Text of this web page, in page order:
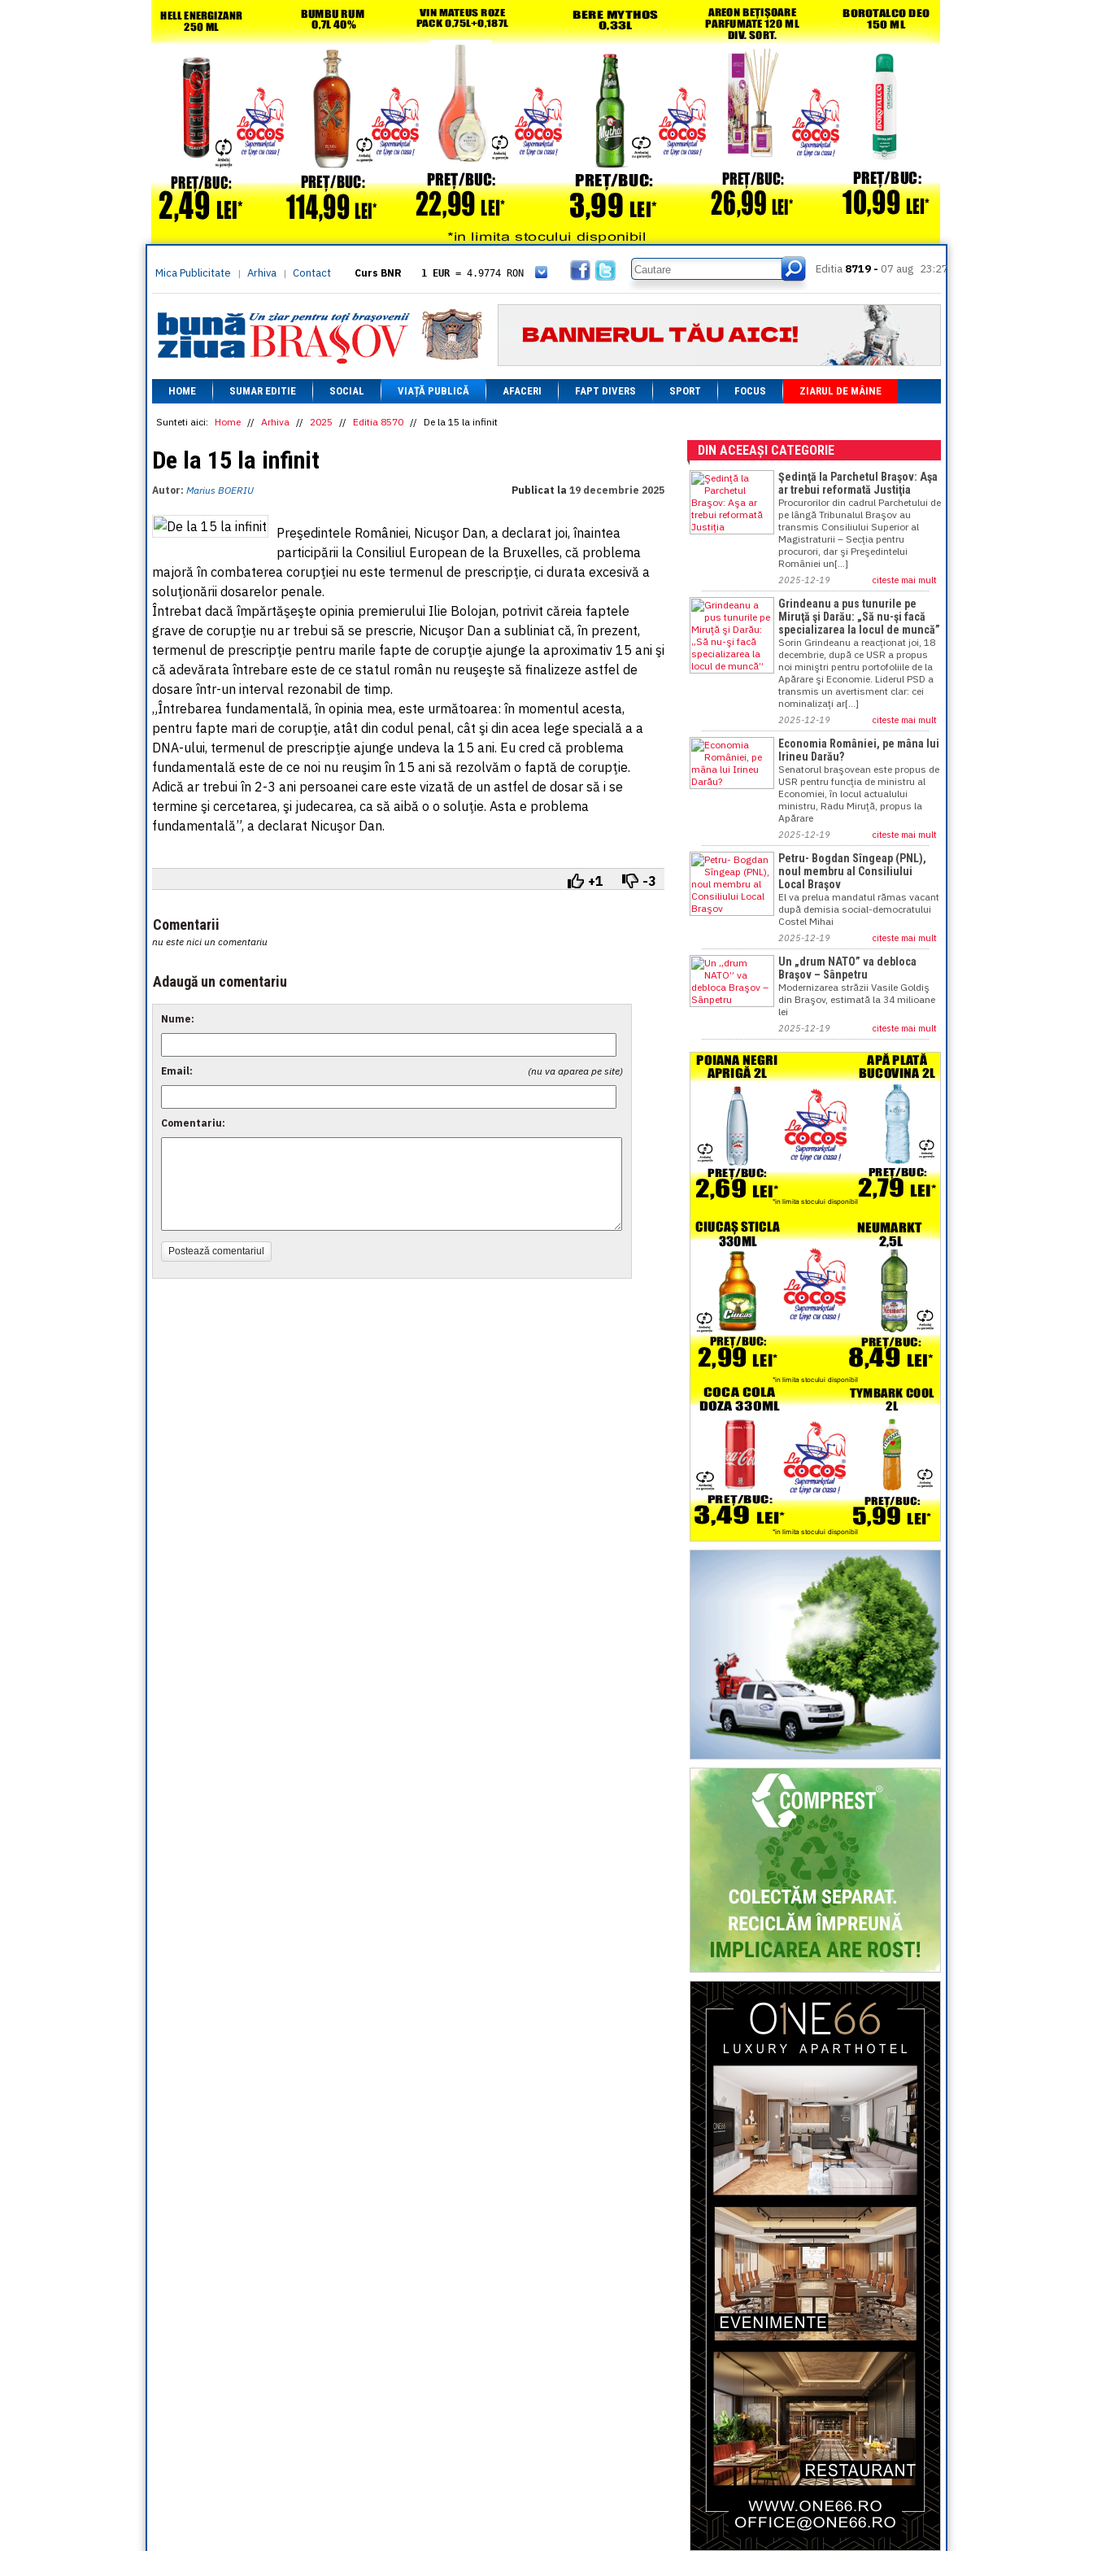
Mica Publicitate | Arhiva | Contact Curs BNR 1 EUR = 4.9774 RON
= 5.8304 RON
1 XAU= 464.4611 RON
1 AED= 1.1933 RON
1 AUD= 2.7957 RON
1 BGN= 2.5449 RON
1 CAD= 3.1559 RON
1 CHF= 5.2813 RON
1 CNY= 0.6015 RON
= 0.0513 RON
1 MDL= 0.2538 RON
1 MXN= 0.2227 RON
1 NOK
= 0.4191 RON
= 2.6097 RON
1 RSD = 0.0425 RON
1 RUB
= 0.0530 RON
1 SEK
1 TRY = 0.1141 RON
1 UAH = 0.1048 RON
Editia 8719 - 07 aug 23:27
HOME SUMAR EDITIE SOCIAL VIAȚĂ PUBLICĂ AFACERI FAPT DIVERS SPORT FOCUS ZIARUL DE MÂINE
Sunteti aici: Home // Arhiva // 2025 // Editia 8570 // De la 15 la infinit
De la 15 la infinit
Autor: Marius BOERIU Publicat la 19 decembrie 2025
Preşedintele României, Nicuşor Dan, a declarat joi, înaintea
participării la Consiliul European de la Bruxelles, că problema
majoră în combaterea corupţiei nu este termenul de prescripţie, ci durata excesivă a
soluţionării dosarelor penale.
Întrebat dacă împărtăşeşte opinia premierului Ilie Bolojan, potrivit căreia faptele
grave de corupţie nu ar trebui să se prescrie, Nicuşor Dan a subliniat că, în prezent,
termenul de prescripţie pentru marile fapte de corupţie ajunge la aproximativ 15 ani şi
că adevărata întrebare este de ce statul român nu reuşeşte să finalizeze astfel de
dosare într-un interval rezonabil de timp.
„Întrebarea fundamentală, în opinia mea, este următoarea: în momentul acesta,
pentru fapte mari de corupţie, atât din codul penal, cât şi din acea lege specială a a
DNA-ului, termenul de prescripţie ajunge undeva la 15 ani. Eu cred că problema
fundamentală este de ce noi nu reuşim în 15 ani să rezolvăm o faptă de corupţie.
Adică ar trebui în 2-3 ani persoanei care este vizată de un astfel de dosar să i se
termine şi cercetarea, şi judecarea, ca să aibă o o soluţie. Asta e problema
fundamentală”, a declarat Nicuşor Dan.
+1 -3
Comentarii
nu este nici un comentariu
Adaugă un comentariu
Nume:
(nu va aparea pe site)
Email:
Comentariu:
Postează comentariul
DIN ACEEAȘI CATEGORIE
Şedinţă la Parchetul Braşov: Aşa
ar trebui reformată Justiţia
Procurorilor din cadrul Parchetului de
pe lângă Tribunalul Braşov au
transmis Consiliului Superior al
Magistraturii – Secţia pentru
procurori, dar şi Preşedintelui
României un[...]
2025-12-19 citeste mai mult
Grindeanu a pus tunurile pe
Miruţă şi Darău: „Să nu-şi facă
specializarea la locul de muncă”
Sorin Grindeanu a reacţionat joi, 18
decembrie, după ce USR a propus
noi miniştri pentru portofoliile de la
Apărare şi Economie. Liderul PSD a
transmis un avertisment clar: cei
nominalizaţi ar[...]
2025-12-19 citeste mai mult
Economia României, pe mâna lui
Irineu Darău?
Senatorul braşovean este propus de
USR pentru funcţia de ministru al
Economiei, în locul actualului
ministru, Radu Miruţă, propus la
Apărare
2025-12-19 citeste mai mult
Petru- Bogdan Sîngeap (PNL),
noul membru al Consiliului
Local Braşov
El va prelua mandatul rămas vacant
după demisia social-democratului
Costel Mihai
2025-12-19 citeste mai mult
Un „drum NATO” va debloca
Braşov – Sânpetru
Modernizarea străzii Vasile Goldiş
din Braşov, estimată la 34 milioane
lei
2025-12-19 citeste mai mult